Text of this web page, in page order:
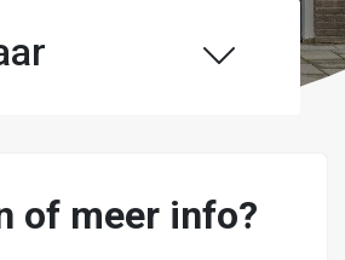
of meer info?